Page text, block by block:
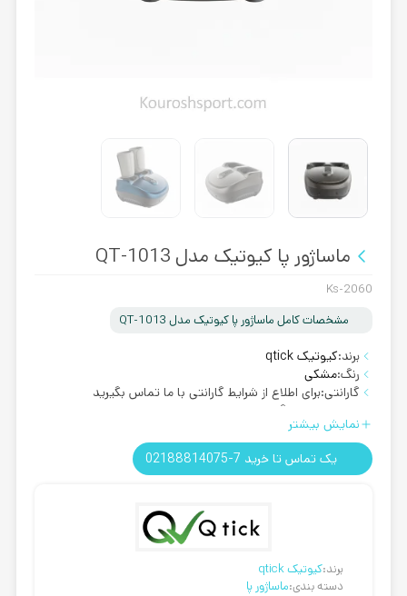
ماساژور پا کیوتیک مدل QT-1013
Ks-2060
مشخصات کامل ماساژور پا کیوتیک مدل QT-1013
برند:کیوتیک qtick
رنگ:مشکی
گارانتی:برای اطلاع از شرایط گارانتی با ما تماس بگیرید
رایگان
نمایش بیشتر
یک تماس تا خرید 7-02188814075
برند:کیوتیک qtick
دسته بندی:ماساژور پا